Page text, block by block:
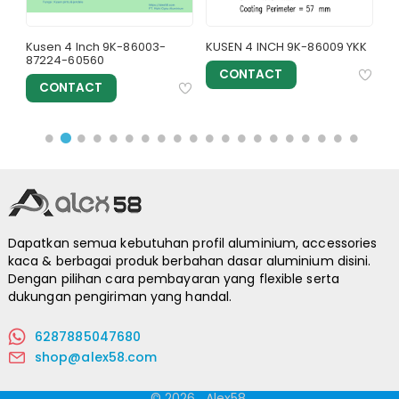
- Untuk pertanyaan lebih lanjut silahkan hub :
Kusen 4 Inch 9K-86003-
87224-60560
CONTACT
KUSEN 4 INCH 9K-86009 YKK
CONTACT
Dapatkan semua kebutuhan profil aluminium, accessories
kaca & berbagai produk berbahan dasar aluminium disini.
Dengan pilihan cara pembayaran yang flexible serta
dukungan pengiriman yang handal.
6287885047680
shop@alex58.com